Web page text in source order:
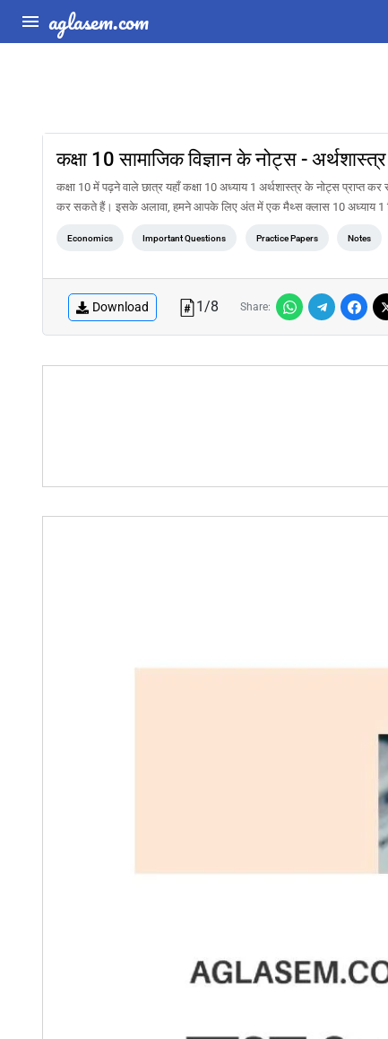
aglasem.com
कक्षा 10 सामाजिक विज्ञान के नोट्स -
कक्षा 10 में पढ़ने वाले छात्र यहाँ कक्षा 10 अध्याय 1 अर्थशास्त्र के नोट्स
कर सकते हैं। इसके अलावा, हमने आपके लिए अंत में एक मैथ्स क्लास 10 अध्याय 1
Economics Important Questions Practice Papers Notes
Download 1/8 Share: